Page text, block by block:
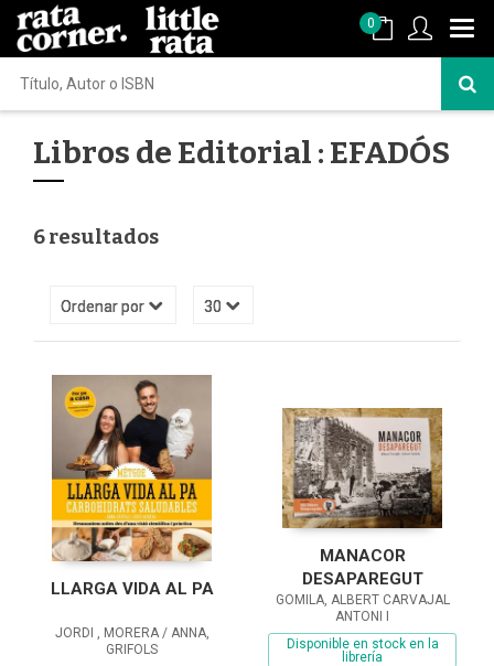
0
Libros de Editorial : EFADÓS
6 resultados
LLARGA VIDA AL PA
JORDI , MORERA / ANNA,
GRIFOLS
MANACOR
DESAPAREGUT
GOMILA, ALBERT CARVAJAL
ANTONI I
Disponible en stock en la
librería